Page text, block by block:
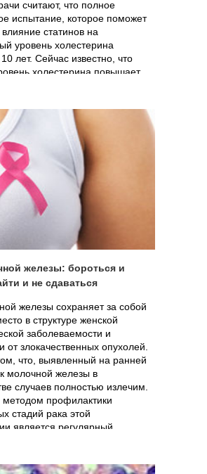
считают, что полное
испытание, которое поможет
статинов на
уровень холестерина
лет. Сейчас известно, что
холестерина повышает
железы: бороться и
и не сдаваться
железы сохраняет за собой
в структуре женской
заболеваемости и
от злокачественных опухолей.
что, выявленный на ранней
молочной железы в
случаев полностью излечим.
профилактики
стадий рака этой
является регулярный
(по показаниям). К